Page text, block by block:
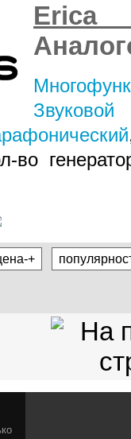
Erica
во
+